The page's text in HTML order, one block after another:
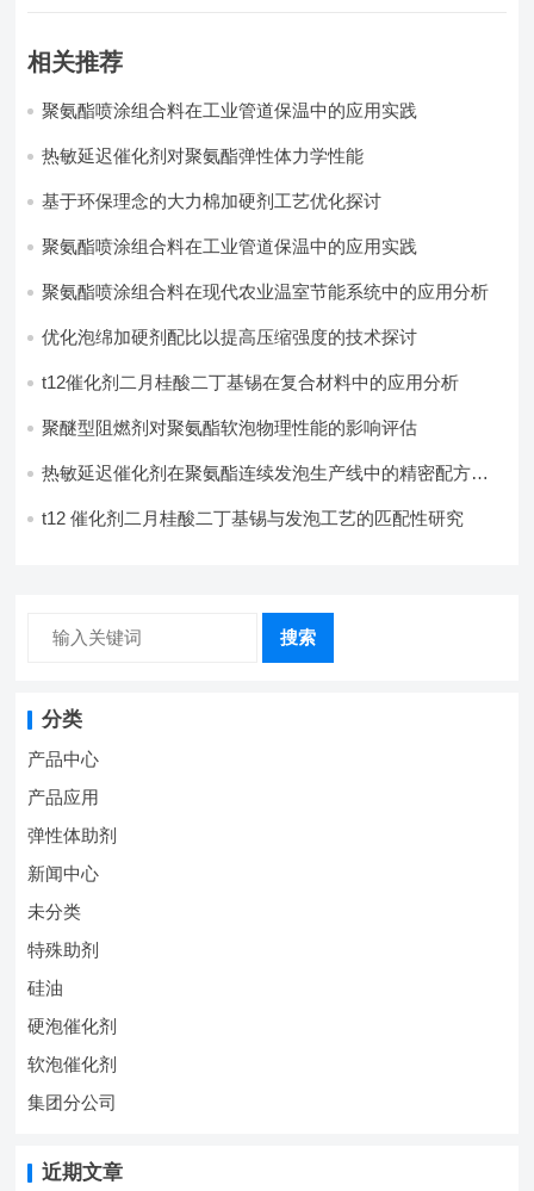
相关推荐
聚氨酯喷涂组合料在工业管道保温中的应用实践
热敏延迟催化剂对聚氨酯弹性体力学性能
基于环保理念的大力棉加硬剂工艺优化探讨
聚氨酯喷涂组合料在工业管道保温中的应用实践
聚氨酯喷涂组合料在现代农业温室节能系统中的应用分析​
优化泡绵加硬剂配比以提高压缩强度的技术探讨
t12催化剂二月桂酸二丁基锡在复合材料中的应用分析
聚醚型阻燃剂对聚氨酯软泡物理性能的影响评估​
热敏延迟催化剂在聚氨酯连续发泡生产线中的精密配方设
t12 催化剂二月桂酸二丁基锡与发泡工艺的匹配性研究
搜索
分类
产品中心
产品应用
弹性体助剂
新闻中心
未分类
特殊助剂
硅油
硬泡催化剂
软泡催化剂
集团分公司
近期文章